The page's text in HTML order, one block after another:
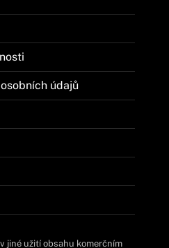
údajů
jiné užití obsahu komerčním